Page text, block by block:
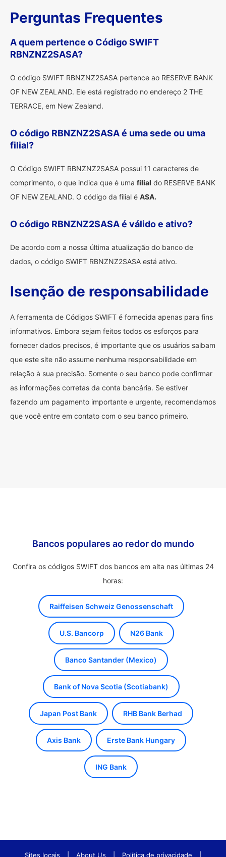
Perguntas Frequentes
A quem pertence o Código SWIFT
RBNZNZ2SASA?
O código SWIFT RBNZNZ2SASA pertence ao RESERVE BANK
OF NEW ZEALAND. Ele está registrado no endereço 2 THE
TERRACE, em New Zealand.
O código RBNZNZ2SASA é uma sede ou uma
filial?
O Código SWIFT RBNZNZ2SASA possui 11 caracteres de
comprimento, o que indica que é uma filial do RESERVE BANK
OF NEW ZEALAND. O código da filial é ASA.
O código RBNZNZ2SASA é válido e ativo?
De acordo com a nossa última atualização do banco de
dados, o código SWIFT RBNZNZ2SASA está ativo.
Isenção de responsabilidade
A ferramenta de Códigos SWIFT é fornecida apenas para fins
informativos. Embora sejam feitos todos os esforços para
fornecer dados precisos, é importante que os usuários saibam
que este site não assume nenhuma responsabilidade em
relação à sua precisão. Somente o seu banco pode confirmar
as informações corretas da conta bancária. Se estiver
fazendo um pagamento importante e urgente, recomendamos
que você entre em contato com o seu banco primeiro.
Bancos populares ao redor do mundo
Confira os códigos SWIFT dos bancos em alta nas últimas 24
horas:
Raiffeisen Schweiz Genossenschaft
U.S. Bancorp N26 Bank
Banco Santander (Mexico)
Bank of Nova Scotia (Scotiabank)
Japan Post Bank RHB Bank Berhad
Axis Bank Erste Bank Hungary
ING Bank
Sites locais About Us Política de privacidade